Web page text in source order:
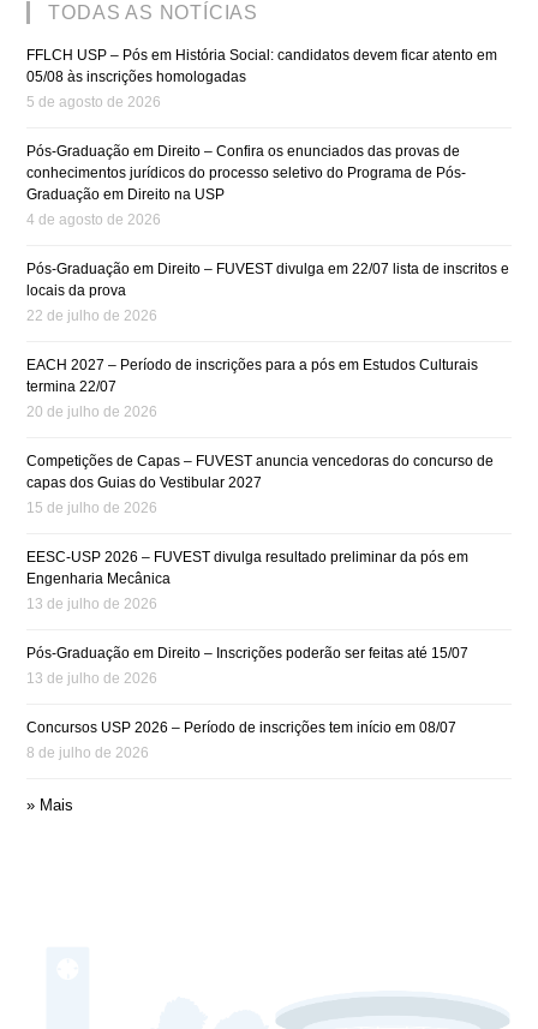
TODAS AS NOTÍCIAS
FFLCH USP – Pós em História Social: candidatos devem ficar atento em
05/08 às inscrições homologadas
5 de agosto de 2026
Pós-Graduação em Direito – Confira os enunciados das provas de
conhecimentos jurídicos do processo seletivo do Programa de Pós-
Graduação em Direito na USP
4 de agosto de 2026
Pós-Graduação em Direito – FUVEST divulga em 22/07 lista de inscritos e
locais da prova
22 de julho de 2026
EACH 2027 – Período de inscrições para a pós em Estudos Culturais
termina 22/07
20 de julho de 2026
Competições de Capas – FUVEST anuncia vencedoras do concurso de
capas dos Guias do Vestibular 2027
15 de julho de 2026
EESC-USP 2026 – FUVEST divulga resultado preliminar da pós em
Engenharia Mecânica
13 de julho de 2026
Pós-Graduação em Direito – Inscrições poderão ser feitas até 15/07
13 de julho de 2026
Concursos USP 2026 – Período de inscrições tem início em 08/07
8 de julho de 2026
» Mais